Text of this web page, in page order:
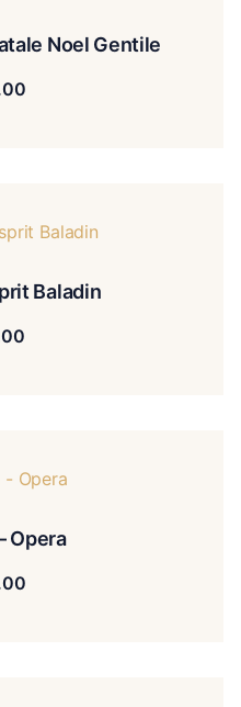
Noel Gentile
Baladin
Opera